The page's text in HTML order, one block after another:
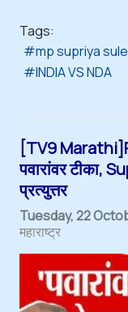
Tags:
mp supriya sule
INDIA VS NDA
[TV9
पवारांवर टीका,
प्रत्युत्तर
Tuesday, 22
महाराष्ट्र